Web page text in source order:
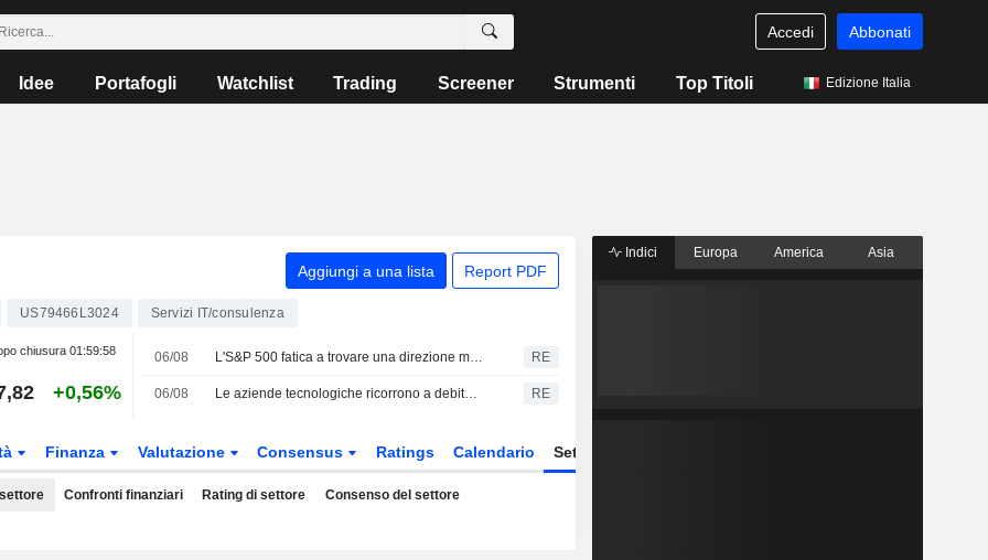
Accedi Abbonati
Idee Portafogli Watchlist Trading Screener Strumenti Top Titoli Edizione Italia
Aggiungi a una lista Report PDF
US79466L3024 Servizi IT/consulenza
chiusura01:59:58
+0,56%
06/08 L'S&P 500 fatica a trovare una direzione mentre gli investitori attendono un accordo in Medio Oriente; scivolano i titoli software RE
06/08 Le aziende tecnologiche ricorrono a debito e capitale proprio per finanziare l'espansione dell'IA e del cloud RE
Finanza Valutazione Consensus Ratings Calendario Settore
Confronti finanziari Rating di settore Consenso del settore
Indici Europa America Asia